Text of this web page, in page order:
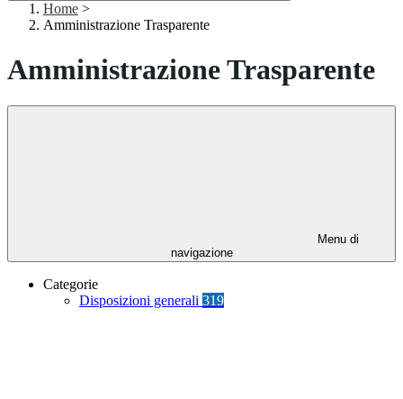
Home >
Amministrazione Trasparente
Amministrazione Trasparente
Menu di
navigazione
Categorie
Disposizioni generali 319